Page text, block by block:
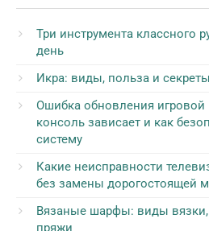
Три инструмента классного
день
Икра: виды, польза и
Ошибка обновления игровой
консоль зависает и как
систему
Какие неисправности
без замены дорогостоящей
Вязаные шарфы: виды вязки,
пряжи